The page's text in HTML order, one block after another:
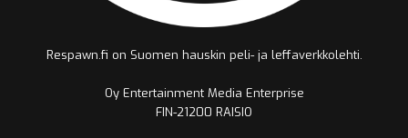
Respawn.fi on Suomen hauskin peli- ja leffaverkkolehti.
Oy Entertainment Media Enterprise
FIN-21200 RAISIO